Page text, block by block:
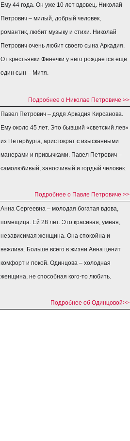
Ему 44 года. Он уже 10 лет вдовец. Николай
Петрович – милый, добрый человек,
романтик, любит музыку и стихи. Николай
Петрович очень любит своего сына Аркадия.
От крестьянки Фенечки у него рождается еще
один сын – Митя.
Подробнее о Николае Петровиче >>
Павел Петрович – дядя Аркадия Кирсанова.
Ему около 45 лет. Это бывший «светский лев»
из Петербурга, аристократ с изысканными
манерами и привычками. Павел Петрович –
самолюбивый, заносчивый и гордый человек.
Подробнее о Павле Петровиче >>
Анна Сергеевна – молодая богатая вдова,
помещица. Ей 28 лет. Это красивая, умная,
независимая женщина. Она спокойна и
вежлива. Больше всего в жизни Анна ценит
комфорт и покой. Одинцова – холодная
женщина, не способная кого-то любить.
Подробнее об Одинцовой>>